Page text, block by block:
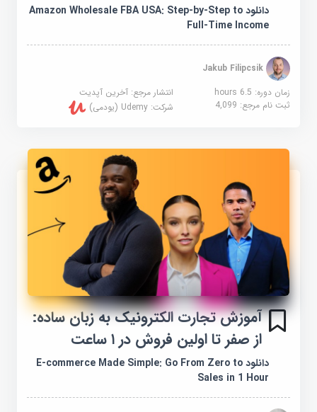
دانلود Amazon Wholesale FBA USA: Step-by-Step to
Full-Time Income
Jakub Filipcsik
زمان دوره: 6.5 hours
انتشار مرجع:آخرین آپدیت
ثبت نام مرجع:4,099 شرکت:Udemy (یودمی)
آموزش تجارت الکترونیک به زبان ساده:
از صفر تا اولین فروش در ۱ ساعت
دانلود E-commerce Made Simple: Go From Zero to
Sales in 1 Hour